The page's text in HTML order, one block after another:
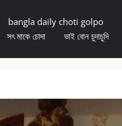
bangla daily choti golpo
সৎ মাকে চোদা ভাই বোন চুদাচুদি